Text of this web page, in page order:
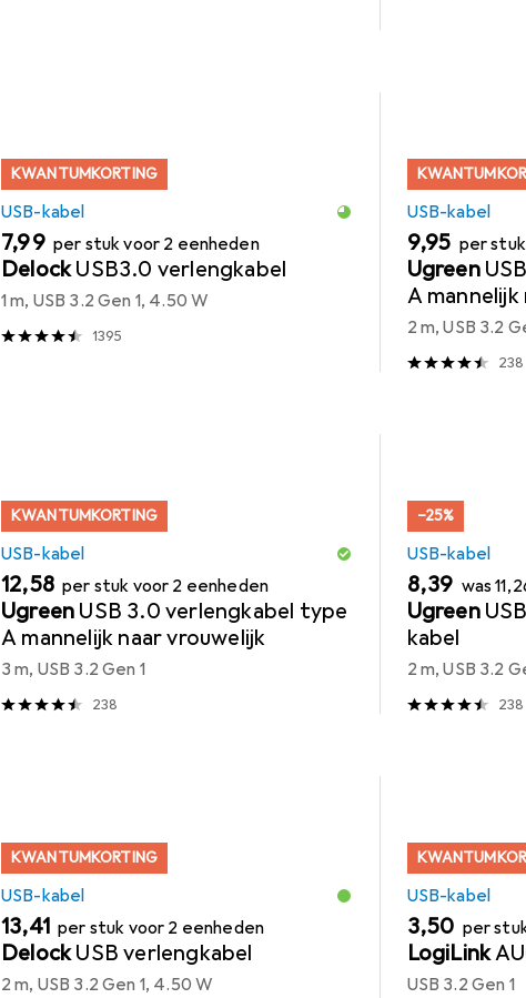
KWANTUMKORTING
USB-kabel
EUR
7,99 per stuk voor 2 eenheden
DelockUSB3.0 verlengkabel
1 m, USB 3.2 Gen 1, 4.50 W
1395
USB-kabel
EUR
9,95 per
Ugreen
A
2 m, USB 3.2
238
KWANTUMKORTING
USB-kabel
EUR
12,58 per stuk voor 2 eenheden
Ugreen USB 3.0 verlengkabel type
A mannelijk naar vrouwelijk
3 m, USB 3.2 Gen 1
238
−25%
USB-kabel
EUR
8,39 was
Ugreen
kabel
2 m, USB 3.2
238
KWANTUMKORTING
USB-kabel
EUR
13,41 per stuk voor 2 eenheden
DelockUSB verlengkabel
2 m, USB 3.2 Gen 1, 4.50 W
USB-kabel
EUR
3,50 per
LogiLink
USB 3.2 Gen 1